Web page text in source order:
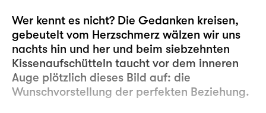
Wer kennt es nicht? Die Gedanken kreisen,
gebeutelt vom Herzschmerz wälzen wir uns
nachts hin und her und beim siebzehnten
Kissenaufschütteln taucht vor dem inneren
Auge plötzlich dieses Bild auf: die
Wunschvorstellung der perfekten Beziehung.